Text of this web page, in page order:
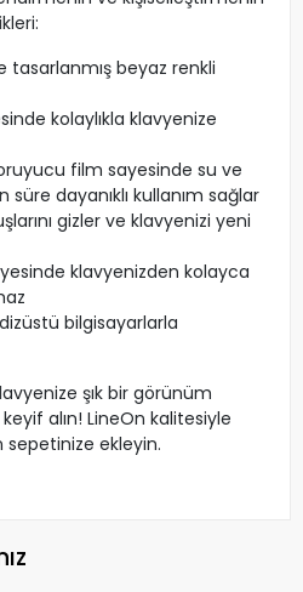
tasarlanmış beyaz renkli
kolaylıkla klavyenize
film sayesinde su ve
süre dayanıklı kullanım sağlar
gizler ve klavyenizi yeni
klavyenizden kolayca
bilgisayarlarla
şık bir görünüm
keyif alın! LineOn kalitesiyle
ekleyin.